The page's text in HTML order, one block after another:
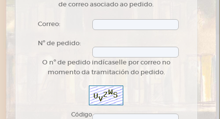
de correo asociado ao pedido.
Correo:
Nº de pedido:
O nº de pedido indícaselle por correo no
momento da tramitación do pedido.
Código